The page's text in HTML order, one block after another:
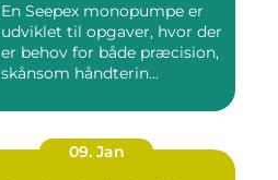
En Seepex monopumpe er
udviklet til opgaver, hvor der
er behov for både præcision,
skånsom håndterin...
09. Jan